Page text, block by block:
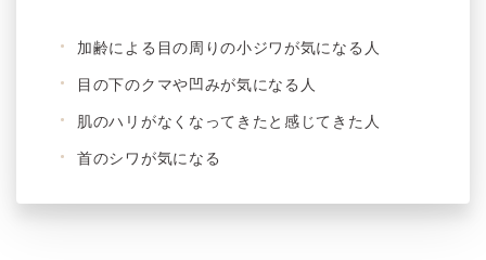
加齢による目の周りの小ジワが気になる人
目の下のクマや凹みが気になる人
肌のハリがなくなってきたと感じてきた人
首のシワが気になる